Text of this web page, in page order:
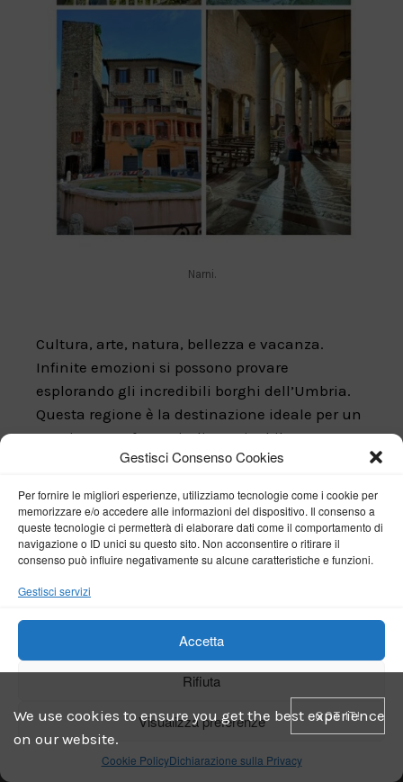
Gestisci Consenso Cookies
Per fornire le migliori esperienze, utilizziamo tecnologie come i cookie per
memorizzare e/o accedere alle informazioni del dispositivo. Il consenso a
queste tecnologie ci permetterà di elaborare dati come il comportamento di
navigazione o ID unici su questo sito. Non acconsentire o ritirare il
consenso può influire negativamente su alcune caratteristiche e funzioni.
Gestisci servizi
Accetta
Rifiuta
Visualizza preferenze
Cookie PolicyDichiarazione sulla Privacy
Narni.
Cultura, arte, natura, bellezza e vacanza.
Infinite emozioni si possono provare
esplorando gli incredibili borghi dell’Umbria.
Questa regione è la destinazione ideale per un
soggiorno perfetto e indimenticabile per
chiunque, in ogni stagione.
Condividere e vivere la bellezza è uno tra i miei
“buoni propositi” da rispettare ogni anno. E
anche per questo 2025 resta in cima alla lista.
Fatelo anche voi! Le bellezze e le meraviglie del
mondo devono appartenere a tutti.
Spero come sempre di avervi ispirato.
Ci rileggiamo nel prossimo viaggio.
GOT IT!
We use cookies to ensure you get the best experience
on our website.